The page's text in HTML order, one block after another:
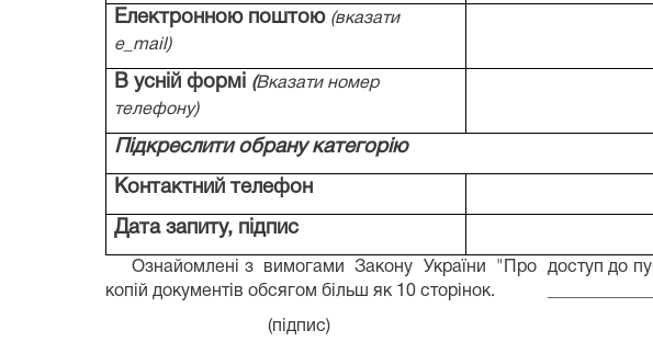
Електронною поштою (вказати
e_ mail)
В усній формі (Вказати номер
телефону)
Підкреслити обрану категорію
Контактний телефон
Дата запиту, підпис
Ознайомлені з вимогами Закону України "Про доступ до
копій документів обсягом більш як 10 сторінок.
(підпис)